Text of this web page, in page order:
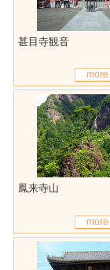
甚目寺観音
more
鳳来寺山
more